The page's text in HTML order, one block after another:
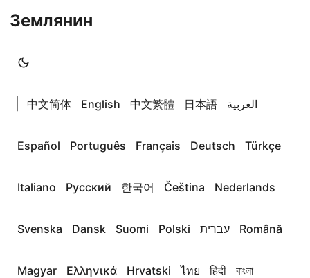
Землянин
中文简体 English 中文繁體 日本語 العربية
Español Português Français Deutsch Türkçe
Italiano Русский 한국어 Čeština Nederlands
Svenska Dansk Suomi Polski עברית Română
Magyar Ελληνικά Hrvatski ไทย हिंदी বাংলা